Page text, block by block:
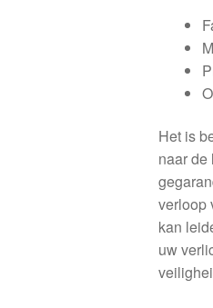
Het is
naar de
verloop
kan
uw